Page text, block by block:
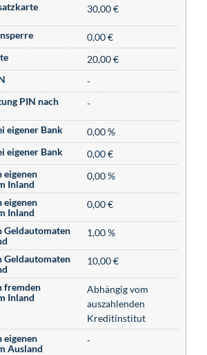
30,00 €
0,00 €
20,00 €
-
PIN nach
-
eigener Bank
0,00 %
eigener Bank
0,00 €
eigenen
Inland
0,00 %
eigenen
Inland
0,00 €
Geldautomaten
1,00 %
Geldautomaten
10,00 €
fremden
Inland
Abhängig vom
auszahlenden
Kreditinstitut
eigenen
Ausland
-